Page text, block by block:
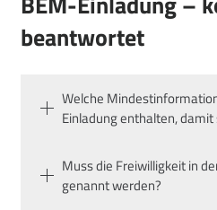
beantwortet
Welche
Einladung enthalten,
Muss die Freiwilligkeit in
genannt werden?